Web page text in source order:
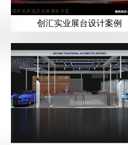
创汇实业展台设计案例